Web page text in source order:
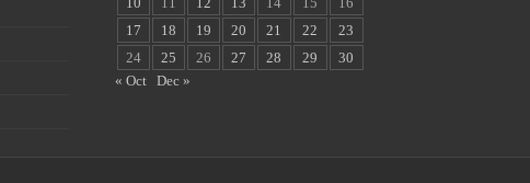
17
18 19 20 21 22
23
24
25 26 27 28 29
30
« Oct
Dec »